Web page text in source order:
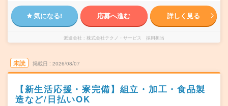
気になる! 応募へ進む 詳しく見る
派遣会社 株式会社テクノ・サービス 採用担当
未読 掲載日 2026/08/07
【新生活応援・寮完備】組立・加工・食品製
造など/日払いOK